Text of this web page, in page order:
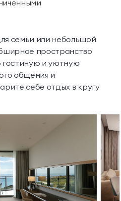
семьи или небольшой
пространство
гостиную и уютную
общения и
себе отдых в кругу